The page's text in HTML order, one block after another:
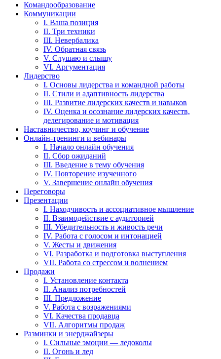
Командообразование
Коммуникации
I. Ваша позиция
II. Три техники
III. Невербалика
IV. Обратная связь
V. Слушаю и слышу
VI. Аргументация
Лидерство
I. Основы лидерства и командной работы
II. Стили и адаптивность лидерства
III. Развитие лидерских качеств и навыков
IV. Оценка и осознание лидерских качеств,
делегирование и мотивация
Наставничество, коучинг и обучение
Онлайн-тренинги и вебинары
I. Начало онлайн обучения
II. Сбор ожиданий
III. Введение в тему обучения
IV. Повторение изученного
V. Завершение онлайн обучения
Переговоры
Презентации
I. Находчивость и ассоциативное мышление
II. Взаимодействие с аудиторией
III. Убедительность и живость речи
IV. Работа с голосом и интонацией
V. Жесты и движения
VI. Разработка и подготовка выступления
VII. Работа со стрессом и волнением
Продажи
I. Установление контакта
II. Анализ потребностей
III. Предложение
V. Работа с возражениями
VI. Качества продавца
VII. Алгоритмы продаж
Разминки и энерджайзеры
I. Сильные эмоции — ледоколы
II. Огонь и лед